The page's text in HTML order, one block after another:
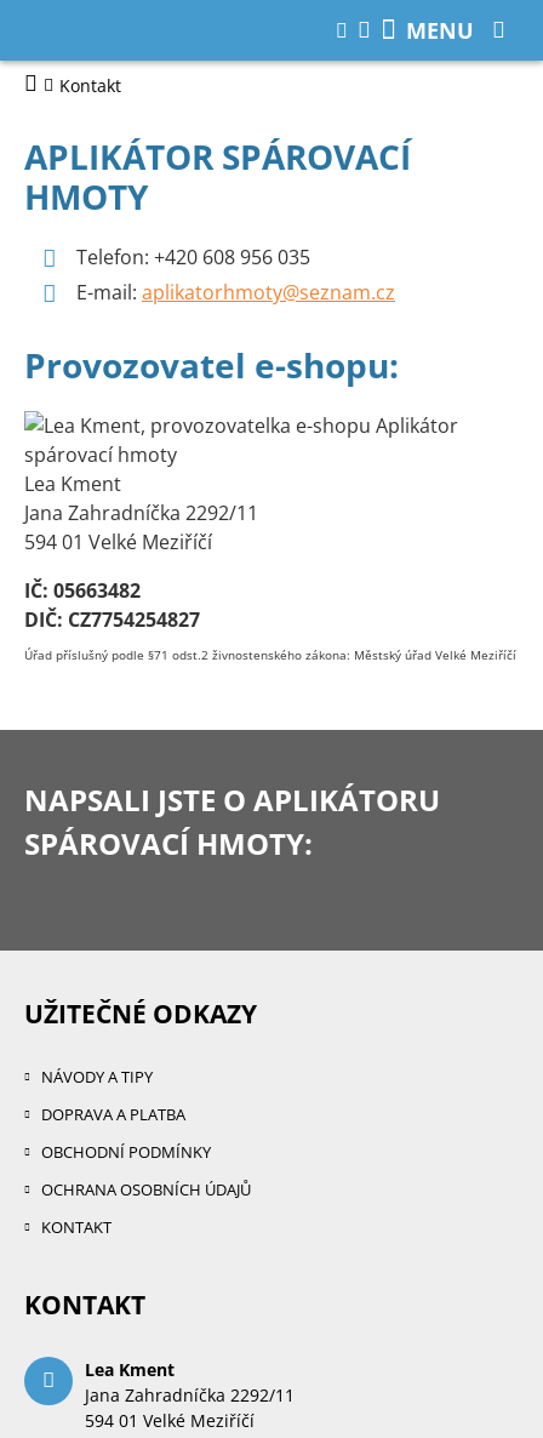
Kontakt
APLIKÁTOR SPÁROVACÍ
HMOTY
Telefon: +420 608 956 035
E-mail: aplikatorhmoty@seznam.cz
Provozovatel e-shopu:
Lea Kment
Jana Zahradníčka 2292/11
594 01 Velké Meziříčí
IČ: 05663482
DIČ: CZ7754254827
Úřad příslušný podle §71 odst.2 živnostenského zákona: Městský úřad Velké Meziříčí
NAPSALI JSTE O APLIKÁTORU
SPÁROVACÍ HMOTY:
UŽITEČNÉ ODKAZY
NÁVODY A TIPY
DOPRAVA A PLATBA
OBCHODNÍ PODMÍNKY
OCHRANA OSOBNÍCH ÚDAJŮ
KONTAKT
KONTAKT
Lea Kment
Jana Zahradníčka 2292/11
594 01 Velké Meziříčí
MENU